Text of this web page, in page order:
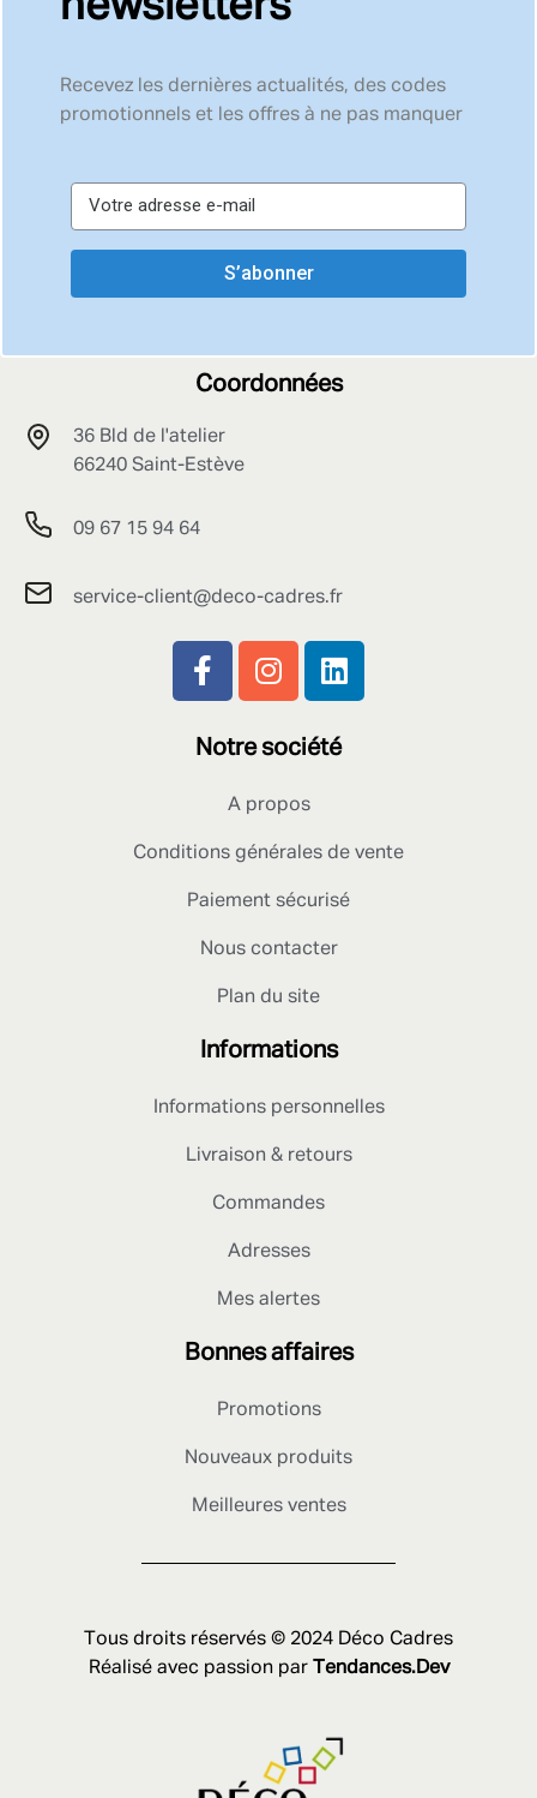
Recevez les dernières actualités, des codes
promotionnels et les offres à ne pas manquer
S’abonner
Coordonnées
36 Bld de l'atelier
66240 Saint-Estève
09 67 15 94 64
service-client@deco-cadres.fr
Notre société
A propos
Conditions générales de vente
Paiement sécurisé
Nous contacter
Plan du site
Informations
Informations personnelles
Livraison & retours
Commandes
Adresses
Mes alertes
Bonnes affaires
Promotions
Nouveaux produits
Meilleures ventes
Tous droits réservés © 2024 Déco Cadres
Réalisé avec passion par
Tendances.Dev